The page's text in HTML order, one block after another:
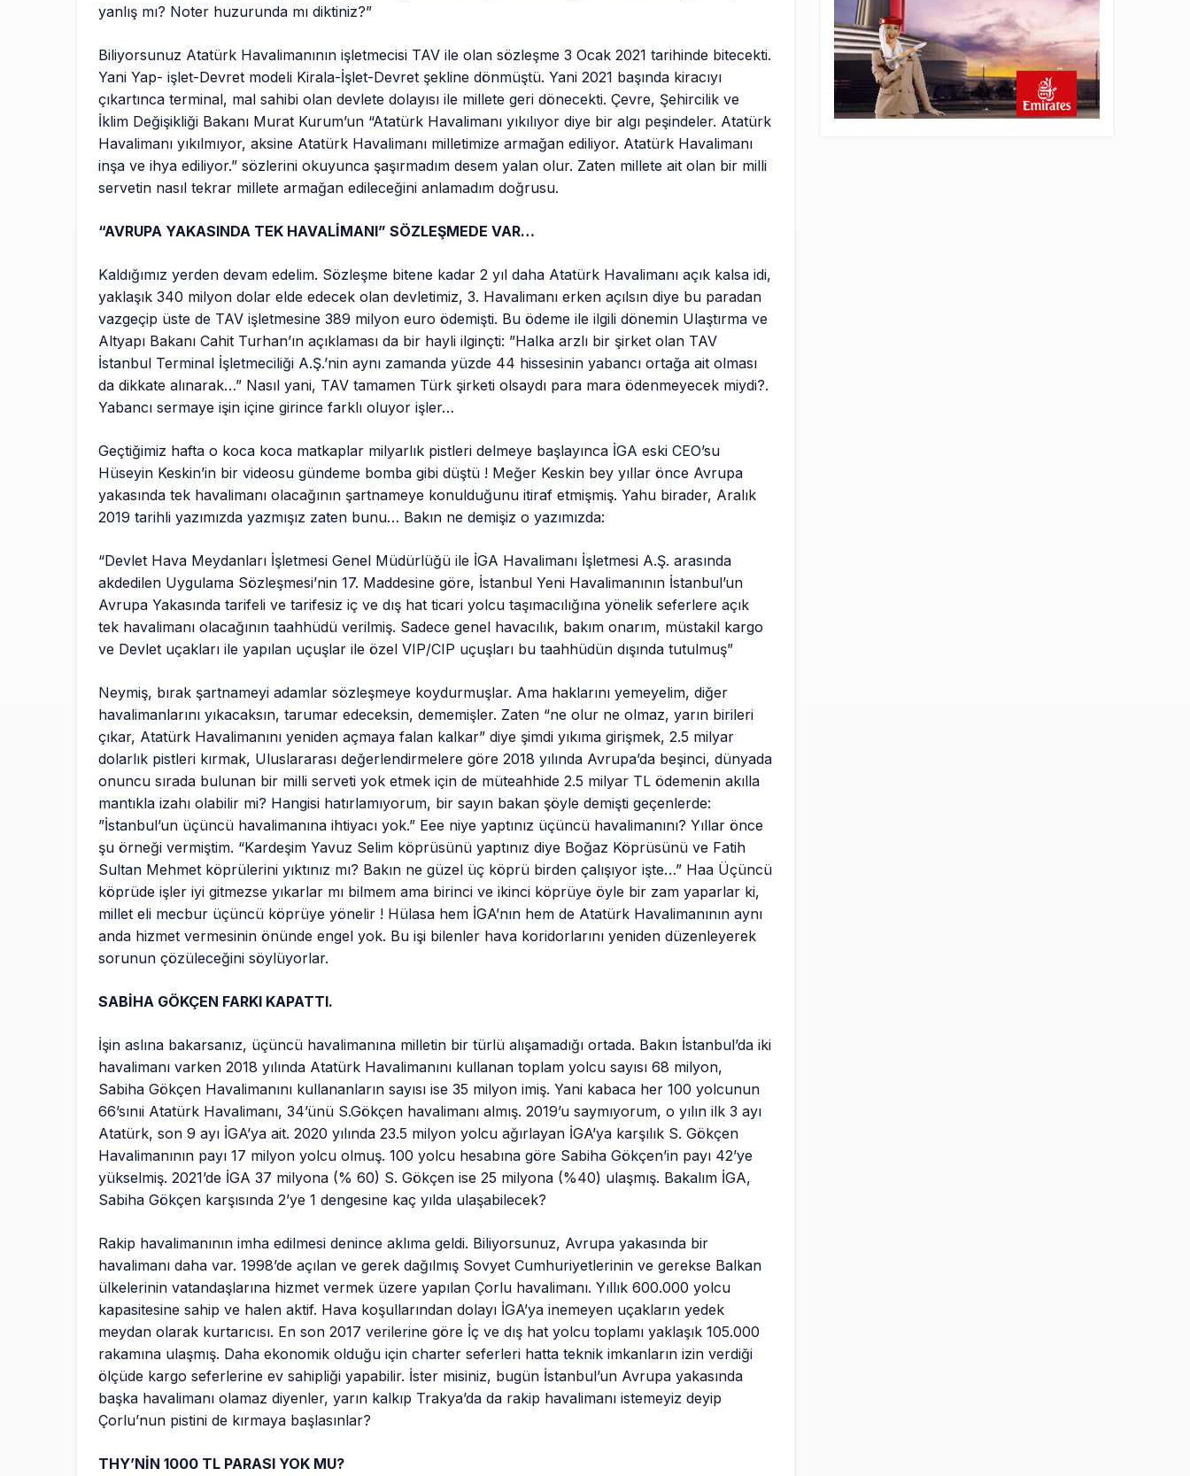
yanlış mı? Noter huzurunda mı diktiniz?”
Biliyorsunuz Atatürk Havalimanının işletmecisi TAV ile olan sözleşme 3 Ocak 2021 tarihinde bitecekti.
Yani Yap- işlet-Devret modeli Kirala-İşlet-Devret şekline dönmüştü. Yani 2021 başında kiracıyı
çıkartınca terminal, mal sahibi olan devlete dolayısı ile millete geri dönecekti. Çevre, Şehircilik ve
İklim Değişikliği Bakanı Murat Kurum’un “Atatürk Havalimanı yıkılıyor diye bir algı peşindeler. Atatürk
Havalimanı yıkılmıyor, aksine Atatürk Havalimanı milletimize armağan ediliyor. Atatürk Havalimanı
inşa ve ihya ediliyor.” sözlerini okuyunca şaşırmadım desem yalan olur. Zaten millete ait olan bir milli
servetin nasıl tekrar millete armağan edileceğini anlamadım doğrusu.
“AVRUPA YAKASINDA TEK HAVALİMANI” SÖZLEŞMEDE VAR…
Kaldığımız yerden devam edelim. Sözleşme bitene kadar 2 yıl daha Atatürk Havalimanı açık kalsa idi,
yaklaşık 340 milyon dolar elde edecek olan devletimiz, 3. Havalimanı erken açılsın diye bu paradan
vazgeçip üste de TAV işletmesine 389 milyon euro ödemişti. Bu ödeme ile ilgili dönemin Ulaştırma ve
Altyapı Bakanı Cahit Turhan’ın açıklaması da bir hayli ilginçti: ”Halka arzlı bir şirket olan TAV
İstanbul Terminal İşletmeciliği A.Ş.’nin aynı zamanda yüzde 44 hissesinin yabancı ortağa ait olması
da dikkate alınarak…” Nasıl yani, TAV tamamen Türk şirketi olsaydı para mara ödenmeyecek miydi?.
Yabancı sermaye işin içine girince farklı oluyor işler…
Geçtiğimiz hafta o koca koca matkaplar milyarlık pistleri delmeye başlayınca İGA eski CEO’su
Hüseyin Keskin’in bir videosu gündeme bomba gibi düştü ! Meğer Keskin bey yıllar önce Avrupa
yakasında tek havalimanı olacağının şartnameye konulduğunu itiraf etmişmiş. Yahu birader, Aralık
2019 tarihli yazımızda yazmışız zaten bunu… Bakın ne demişiz o yazımızda:
“Devlet Hava Meydanları İşletmesi Genel Müdürlüğü ile İGA Havalimanı İşletmesi A.Ş. arasında
akdedilen Uygulama Sözleşmesi’nin 17. Maddesine göre, İstanbul Yeni Havalimanının İstanbul’un
Avrupa Yakasında tarifeli ve tarifesiz iç ve dış hat ticari yolcu taşımacılığına yönelik seferlere açık
tek havalimanı olacağının taahhüdü verilmiş. Sadece genel havacılık, bakım onarım, müstakil kargo
ve Devlet uçakları ile yapılan uçuşlar ile özel VIP/CIP uçuşları bu taahhüdün dışında tutulmuş”
Neymiş, bırak şartnameyi adamlar sözleşmeye koydurmuşlar. Ama haklarını yemeyelim, diğer
havalimanlarını yıkacaksın, tarumar edeceksin, dememişler. Zaten “ne olur ne olmaz, yarın birileri
çıkar, Atatürk Havalimanını yeniden açmaya falan kalkar” diye şimdi yıkıma girişmek, 2.5 milyar
dolarlık pistleri kırmak, Uluslararası değerlendirmelere göre 2018 yılında Avrupa’da beşinci, dünyada
onuncu sırada bulunan bir milli serveti yok etmek için de müteahhide 2.5 milyar TL ödemenin akılla
mantıkla izahı olabilir mi? Hangisi hatırlamıyorum, bir sayın bakan şöyle demişti geçenlerde:
”İstanbul’un üçüncü havalimanına ihtiyacı yok.” Eee niye yaptınız üçüncü havalimanını? Yıllar önce
şu örneği vermiştim. “Kardeşim Yavuz Selim köprüsünü yaptınız diye Boğaz Köprüsünü ve Fatih
Sultan Mehmet köprülerini yıktınız mı? Bakın ne güzel üç köprü birden çalışıyor işte…” Haa Üçüncü
köprüde işler iyi gitmezse yıkarlar mı bilmem ama birinci ve ikinci köprüye öyle bir zam yaparlar ki,
millet eli mecbur üçüncü köprüye yönelir ! Hülasa hem İGA’nın hem de Atatürk Havalimanının aynı
anda hizmet vermesinin önünde engel yok. Bu işi bilenler hava koridorlarını yeniden düzenleyerek
sorunun çözüleceğini söylüyorlar.
SABİHA GÖKÇEN FARKI KAPATTI.
İşin aslına bakarsanız, üçüncü havalimanına milletin bir türlü alışamadığı ortada. Bakın İstanbul’da iki
havalimanı varken 2018 yılında Atatürk Havalimanını kullanan toplam yolcu sayısı 68 milyon,
Sabiha Gökçen Havalimanını kullananların sayısı ise 35 milyon imiş. Yani kabaca her 100 yolcunun
66’sınıi Atatürk Havalimanı, 34’ünü S.Gökçen havalimanı almış. 2019’u saymıyorum, o yılın ilk 3 ayı
Atatürk, son 9 ayı İGA’ya ait. 2020 yılında 23.5 milyon yolcu ağırlayan İGA’ya karşılık S. Gökçen
Havalimanının payı 17 milyon yolcu olmuş. 100 yolcu hesabına göre Sabiha Gökçen’in payı 42’ye
yükselmiş. 2021’de İGA 37 milyona (% 60) S. Gökçen ise 25 milyona (%40) ulaşmış. Bakalım İGA,
Sabiha Gökçen karşısında 2’ye 1 dengesine kaç yılda ulaşabilecek?
Rakip havalimanının imha edilmesi denince aklıma geldi. Biliyorsunuz, Avrupa yakasında bir
havalimanı daha var. 1998’de açılan ve gerek dağılmış Sovyet Cumhuriyetlerinin ve gerekse Balkan
ülkelerinin vatandaşlarına hizmet vermek üzere yapılan Çorlu havalimanı. Yıllık 600.000 yolcu
kapasitesine sahip ve halen aktif. Hava koşullarından dolayı İGA’ya inemeyen uçakların yedek
meydan olarak kurtarıcısı. En son 2017 verilerine göre İç ve dış hat yolcu toplamı yaklaşık 105.000
rakamına ulaşmış. Daha ekonomik olduğu için charter seferleri hatta teknik imkanların izin verdiği
ölçüde kargo seferlerine ev sahipliği yapabilir. İster misiniz, bugün İstanbul’un Avrupa yakasında
başka havalimanı olamaz diyenler, yarın kalkıp Trakya’da da rakip havalimanı istemeyiz deyip
Çorlu’nun pistini de kırmaya başlasınlar?
THY’NİN 1000 TL PARASI YOK MU?
Elektrikli uçaklar Avrupa’da
kısa rotalara hazırlanıyor
12 saat önce
Trump’ı taşıyan Marine One,